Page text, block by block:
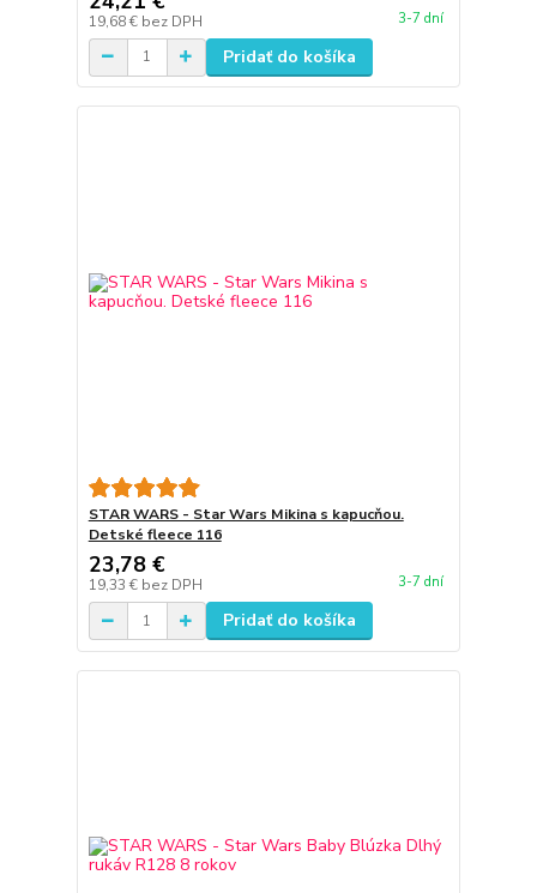
19,68 € bez DPH 3-7 dní
Pridať do košíka
STAR WARS - Star Wars Mikina s kapucňou.
Detské fleece 116
23,78 €
19,33 € bez DPH 3-7 dní
Pridať do košíka